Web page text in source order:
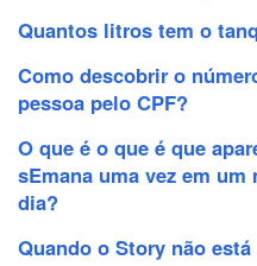
Quantos litros tem o
Como descobrir o
pessoa pelo CPF?
O que é o que é que
sEmana uma vez em
dia?
Quando o Story não